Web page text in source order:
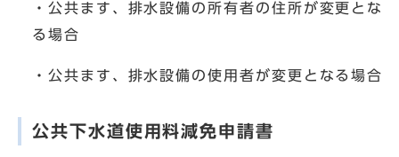
・公共ます、排水設備の所有者の住所が変更とな
る場合
・公共ます、排水設備の使用者が変更となる場合
公共下水道使用料減免申請書